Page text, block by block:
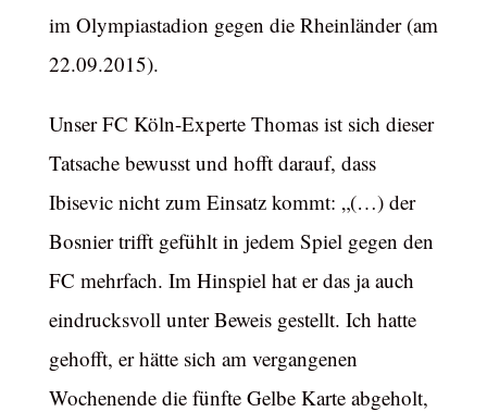
im Olympiastadion gegen die Rheinländer (am
22.09.2015).
Unser FC Köln-Experte Thomas ist sich dieser
Tatsache bewusst und hofft darauf, dass
Ibisevic nicht zum Einsatz kommt: „(…) der
Bosnier trifft gefühlt in jedem Spiel gegen den
FC mehrfach. Im Hinspiel hat er das ja auch
eindrucksvoll unter Beweis gestellt. Ich hatte
gehofft, er hätte sich am vergangenen
Wochenende die fünfte Gelbe Karte abgeholt,